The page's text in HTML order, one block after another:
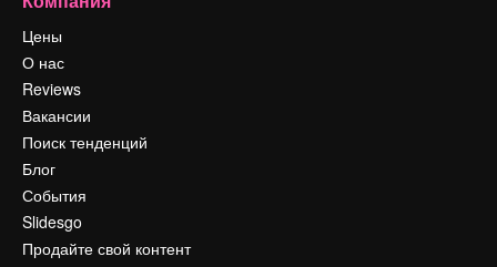
Цены
О нас
Reviews
Вакансии
Поиск тенденций
Блог
События
Slidesgo
Продайте свой контент